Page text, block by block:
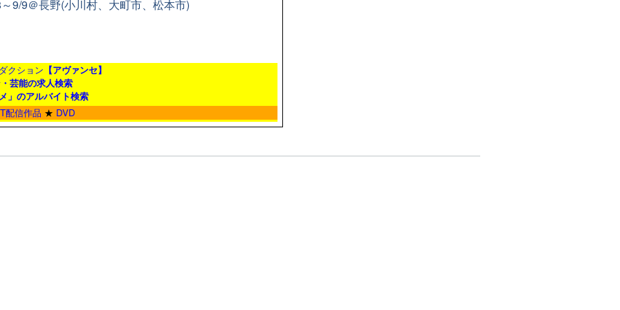
9/9＠長野(小川村、大町市、松本市)
クション 【アヴァンセ】
芸能の求人検索
」のアルバイト検索
配信作品 ★ DVD